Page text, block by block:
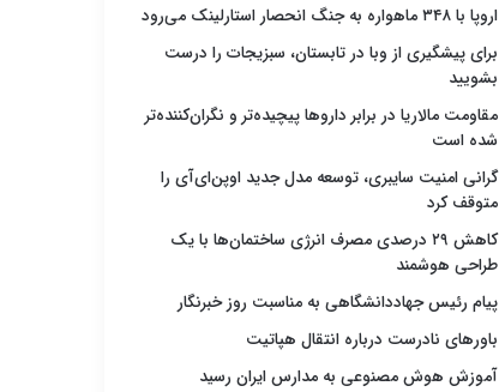
اروپا با ۳۴۸ ماهواره به جنگ انحصار استارلینک می‌رود
برای پیشگیری از وبا در تابستان، سبزیجات را درست
بشویید
مقاومت مالاریا در برابر داروها پیچیده‌تر و نگران‌کننده‌تر
شده است
گرانی امنیت سایبری، توسعه مدل جدید اوپن‌ای‌آی را
متوقف کرد
کاهش ۲۹ درصدی مصرف انرژی ساختمان‌ها با یک
طراحی هوشمند
پیام رئیس جهاددانشگاهی به مناسبت روز خبرنگار
باورهای نادرست درباره انتقال هپاتیت
آموزش هوش مصنوعی به مدارس ایران رسید